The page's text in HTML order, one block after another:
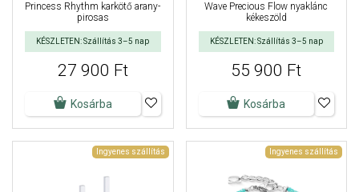
Princess Rhythm karkötő arany-
pirosas
KÉSZLETEN: Szállítás 3–5 nap
27 900 Ft
Kosárba
Wave Precious Flow nyaklánc
kékeszöld
KÉSZLETEN: Szállítás 3–5 nap
55 900 Ft
Kosárba
Ingyenes szállítás Ingyenes szállítás